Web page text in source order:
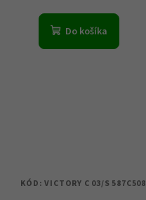
Do košíka
KÓD:VICTORY C 03/S 587C508